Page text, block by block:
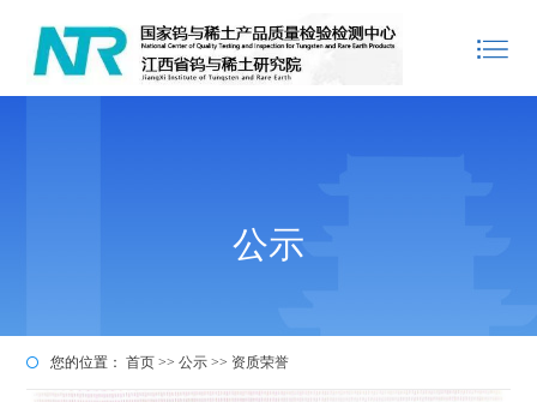
公示
您的位置： 首页>>公示>> 资质荣誉